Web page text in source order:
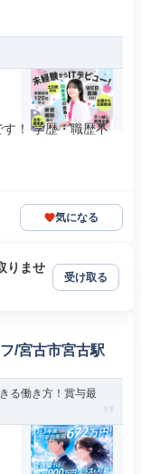
！ 学歴・職歴不
気になる
りませ
受け取る
/宮古市宮古駅
る働き方！賞与最